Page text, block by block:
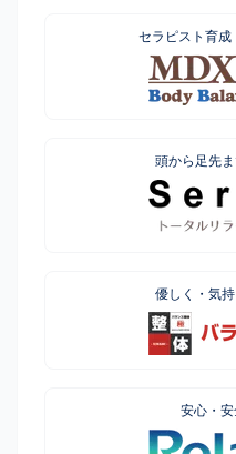
セラピスト育成
頭から足先
優しく・気
安心・